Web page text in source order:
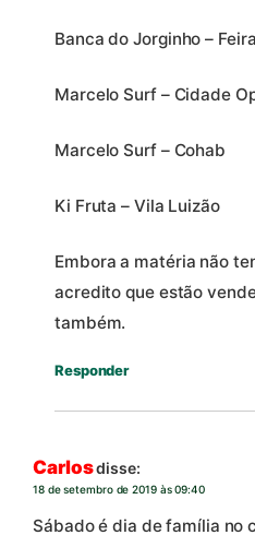
Banca do Jorginho –
Marcelo Surf – Cidade
Marcelo Surf – Cohab
Ki Fruta – Vila Luizão
Embora a matéria não
acredito que estão
também.
Responder
Carlosdisse:
18 de setembro de 2019 às 09:40
Sábado é dia de família no